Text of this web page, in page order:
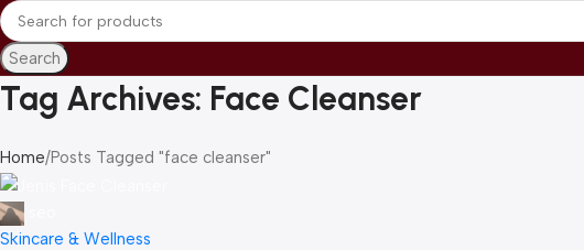
Search
Tag Archives: Face Cleanser
Home Posts Tagged "face cleanser"
Skincare & Wellness